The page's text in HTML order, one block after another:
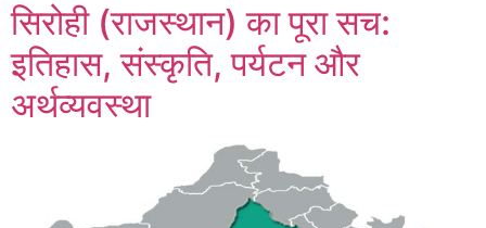
सिरोही (राजस्थान) का पूरा सच:
इतिहास, संस्कृति, पर्यटन और
अर्थव्यवस्था